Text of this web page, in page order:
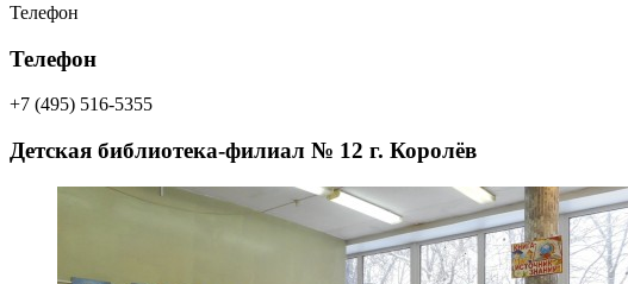
Телефон
Телефон
+7 (495) 516-5355
Детская библиотека-филиал № 12 г. Королёв